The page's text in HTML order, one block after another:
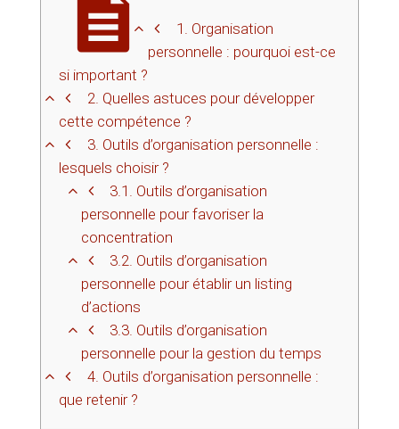
1. Organisation
personnelle : pourquoi est-ce
si important ?
2. Quelles astuces pour développer
cette compétence ?
3. Outils d’organisation personnelle :
lesquels choisir ?
3.1. Outils d’organisation
personnelle pour favoriser la
concentration
3.2. Outils d’organisation
personnelle pour établir un listing
d’actions
3.3. Outils d’organisation
personnelle pour la gestion du temps
4. Outils d’organisation personnelle :
que retenir ?